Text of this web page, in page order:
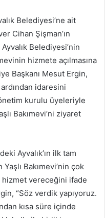
Belediyesi’ne ait
Cihan Şişman’ın
Ayvalık Belediyesi’nin
hizmete açılmasına
Başkanı Mesut Ergin,
ardından idaresini
kurulu üyeleriyle
Bakımevi’ni ziyaret
Ayvalık’ın ilk tam
Bakımevi’nin çok
hizmet vereceğini ifade
“Söz verdik yapıyoruz.
kısa süre içinde